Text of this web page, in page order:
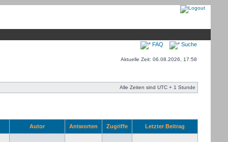
FAQ Suche
Aktuelle Zeit: 06.08.2026, 17:58
Alle Zeiten sind UTC + 1 Stunde
Autor Antworten Zugriffe Letzter Beitrag